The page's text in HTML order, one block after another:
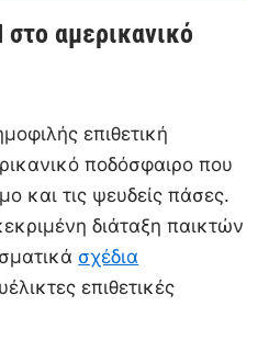
στο αμερικανικό
επιθετική
ποδόσφαιρο που
και τις ψευδείς πάσες.
διάταξη παικτών
σχέδια
επιθετικές